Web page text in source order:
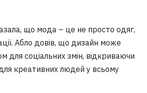
що мода – це не просто одяг,
Абло довів, що дизайн може
для соціальних змін, відкриваючи
креативних людей у всьому